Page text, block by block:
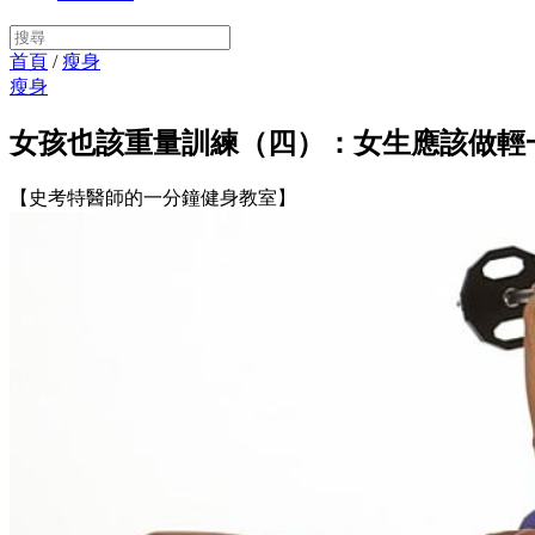
首頁 /瘦身
瘦身
女孩也該重量訓練（四）：女生應該做輕
【史考特醫師的一分鐘健身教室】